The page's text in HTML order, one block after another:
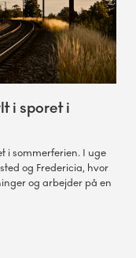
i sporet i
i sommerferien. I uge
og Fredericia, hvor
og arbejder på en